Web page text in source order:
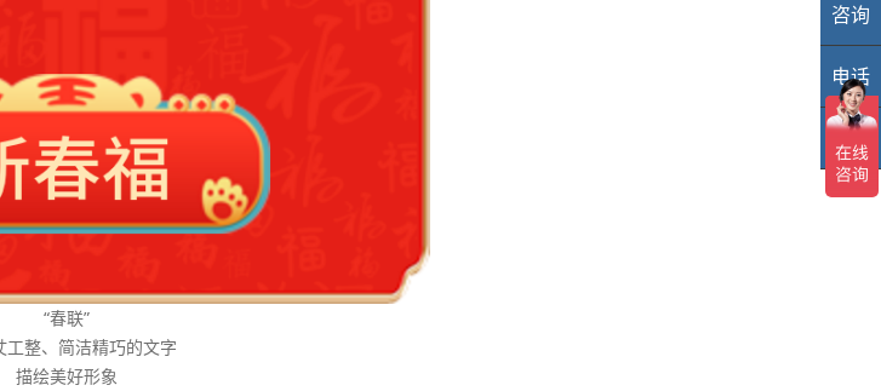
“春联”
工整、简洁精巧的文字
描绘美好形象
业
咨询
电话
TOP